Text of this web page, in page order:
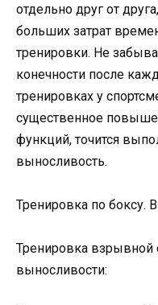
отдельно друг от
больших затрат
тренировки. Не
конечности после
тренировках у
существенное
функций, точится
выносливость.
Тренировка по боксу.
Тренировка взрывной
выносливости: